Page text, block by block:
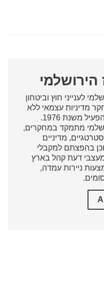
הירושלמי
לענייני חוץ וביטחון
מדיניות עצמאי ללא
כוונת רווח, הפעיל משנת 1976.
מתמקד במחקרים,
מדיניים
בהפצתם למקבלי
דעת קהל בארץ
ניירות עמדה,